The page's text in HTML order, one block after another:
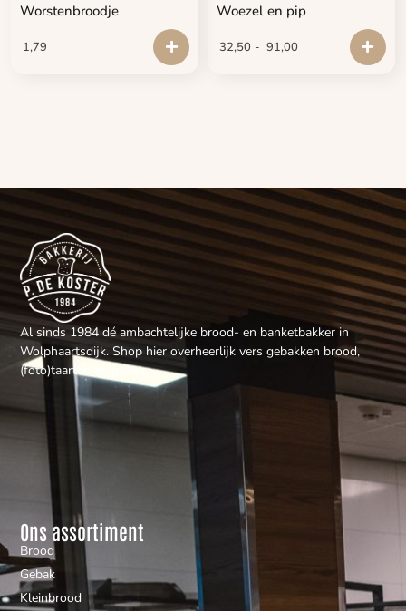
Worstenbroodje
1,79
Woezel en pip
32,50 - 91,00
Al sinds 1984 dé ambachtelijke brood- en banketbakker in
Wolphaartsdijk. Shop hier overheerlijk vers gebakken brood,
(foto)taarten en gebak.
Ons assortiment
Brood
Gebak
Kleinbrood